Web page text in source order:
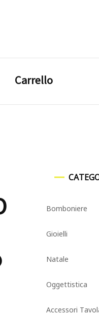
Carrello
Bomboniere
Gioielli
Natale
Oggettistica
Accessori